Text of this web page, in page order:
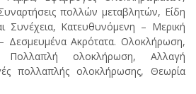
πολλών μεταβλητών, Είδη
Συνέχεια, Κατευθυνόμενη – Μερική
Δεσμευμένα Ακρότατα. Ολοκλήρωση,
Πολλαπλή ολοκλήρωση, Αλλαγή
πολλαπλής ολοκλήρωσης, Θεωρία